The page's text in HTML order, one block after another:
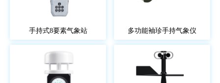
手持式8要素气象站 多功能袖珍手持气象仪